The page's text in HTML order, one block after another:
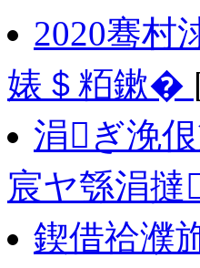
2020骞村
婊＄粨鏉�
涓ぎ浼
宸ヤ綔涓
鍥借祫濮